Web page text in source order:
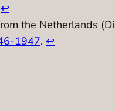
↩︎
the Netherlands
1947. ↩︎